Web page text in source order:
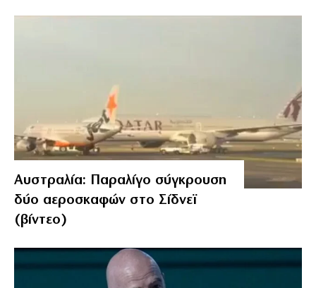
Αυστραλία: Παραλίγο σύγκρουση
δύο αεροσκαφών στο Σίδνεϊ
(βίντεο)